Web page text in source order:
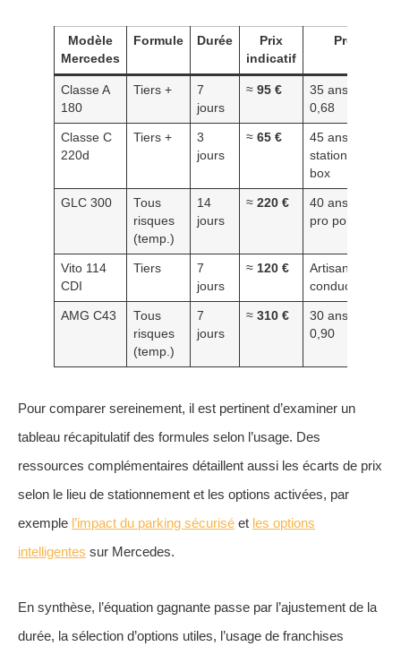
Modèle
Mercedes
Formule Durée
Prix
indicatif
Profil
Classe A
180
Tiers +
7
jours
≈ 95 €
35 ans, bonus
0,68
Classe C
220d
Tiers +
3
jours
≈ 65 €
45 ans,
stationnement
box
GLC 300
Tous
risques
(temp.)
14
jours
≈ 220 €
40 ans, usage
pro ponctuel
Vito 114
CDI
Tiers
7
jours
≈ 120 €
Artisan, 2
conducteurs
AMG C43
Tous
risques
(temp.)
7
jours
≈ 310 €
30 ans, bonus
0,90
Pour comparer sereinement, il est pertinent d’examiner un
tableau récapitulatif des formules selon l’usage. Des
ressources complémentaires détaillent aussi les écarts de prix
selon le lieu de stationnement et les options activées, par
exemple l’impact du parking sécurisé et les options
intelligentes sur Mercedes.
En synthèse, l’équation gagnante passe par l’ajustement de la
durée, la sélection d’options utiles, l’usage de franchises